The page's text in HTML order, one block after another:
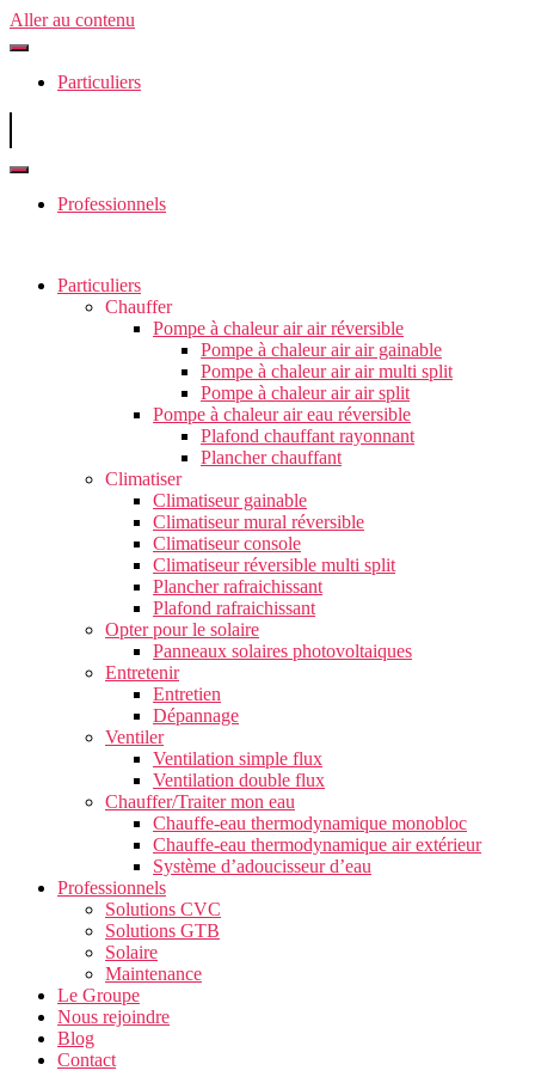
Aller au contenu
Particuliers
Professionnels
Particuliers
Chauffer
Pompe à chaleur air air réversible
Pompe à chaleur air air gainable
Pompe à chaleur air air multi split
Pompe à chaleur air air split
Pompe à chaleur air eau réversible
Plafond chauffant rayonnant
Plancher chauffant
Climatiser
Climatiseur gainable
Climatiseur mural réversible
Climatiseur console
Climatiseur réversible multi split
Plancher rafraichissant
Plafond rafraichissant
Opter pour le solaire
Panneaux solaires photovoltaiques
Entretenir
Entretien
Dépannage
Ventiler
Ventilation simple flux
Ventilation double flux
Chauffer/Traiter mon eau
Chauffe-eau thermodynamique monobloc
Chauffe-eau thermodynamique air extérieur
Système d’adoucisseur d’eau
Professionnels
Solutions CVC
Solutions GTB
Solaire
Maintenance
Le Groupe
Nous rejoindre
Blog
Contact